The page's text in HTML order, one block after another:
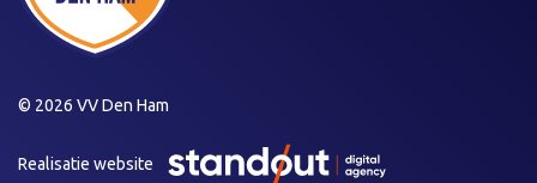
© 2026 VV Den Ham
Realisatie website